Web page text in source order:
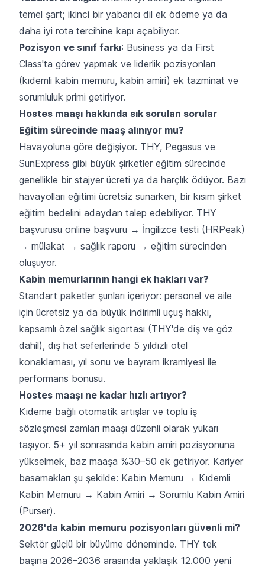
temel şart; ikinci bir yabancı dil ek ödeme ya da
daha iyi rota tercihine kapı açabiliyor.
Pozisyon ve sınıf farkı: Business ya da First
Class'ta görev yapmak ve liderlik pozisyonları
(kıdemli kabin memuru, kabin amiri) ek tazminat ve
sorumluluk primi getiriyor.
Hostes maaşı hakkında sık sorulan sorular
Eğitim sürecinde maaş alınıyor mu?
Havayoluna göre değişiyor. THY, Pegasus ve
SunExpress gibi büyük şirketler eğitim sürecinde
genellikle bir stajyer ücreti ya da harçlık ödüyor. Bazı
havayolları eğitimi ücretsiz sunarken, bir kısım şirket
eğitim bedelini adaydan talep edebiliyor. THY
başvurusu online başvuru → İngilizce testi (HRPeak)
→ mülakat → sağlık raporu → eğitim sürecinden
oluşuyor.
Kabin memurlarının hangi ek hakları var?
Standart paketler şunları içeriyor: personel ve aile
için ücretsiz ya da büyük indirimli uçuş hakkı,
kapsamlı özel sağlık sigortası (THY'de diş ve göz
dahil), dış hat seferlerinde 5 yıldızlı otel
konaklaması, yıl sonu ve bayram ikramiyesi ile
performans bonusu.
Hostes maaşı ne kadar hızlı artıyor?
Kıdeme bağlı otomatik artışlar ve toplu iş
sözleşmesi zamları maaşı düzenli olarak yukarı
taşıyor. 5+ yıl sonrasında kabin amiri pozisyonuna
yükselmek, baz maaşa %30–50 ek getiriyor. Kariyer
basamakları şu şekilde: Kabin Memuru → Kıdemli
Kabin Memuru → Kabin Amiri → Sorumlu Kabin Amiri
(Purser).
2026'da kabin memuru pozisyonları güvenli mi?
Sektör güçlü bir büyüme döneminde. THY tek
başına 2026–2036 arasında yaklaşık 12.000 yeni